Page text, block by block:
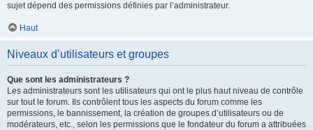
sujet dépend des permissions définies par l’administrateur.
Haut
Niveaux d’utilisateurs et groupes
Que sont les administrateurs ?
Les administrateurs sont les utilisateurs qui ont le plus haut niveau de contrôle
sur tout le forum. Ils contrôlent tous les aspects du forum comme les
permissions, le bannissement, la création de groupes d’utilisateurs ou de
modérateurs, etc., selon les permissions que le fondateur du forum a attribuées